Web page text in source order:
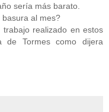
sería más barato.
al mes?
realizado en estos
de Tormes como dijera